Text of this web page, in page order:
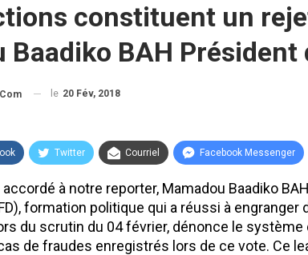
constituent un
Baadiko BAH Président
le 20 Fév, 2018
Twitter Courriel Facebook Messenger
à notre reporter, Mamadou Baadiko
formation politique qui a réussi à
du scrutin du 04 février, dénonce le
de fraudes enregistrés lors de ce vote. Ce